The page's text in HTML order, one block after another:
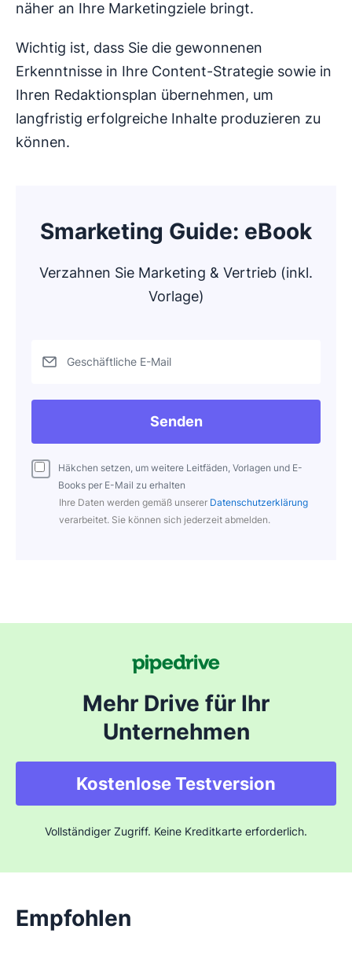
näher an Ihre Marketingziele bringt.
Wichtig ist, dass Sie die gewonnenen
Erkenntnisse in Ihre Content-Strategie sowie in
Ihren Redaktionsplan übernehmen, um
langfristig erfolgreiche Inhalte produzieren zu
können.
Smarketing Guide: eBook
Verzahnen Sie Marketing & Vertrieb (inkl.
Vorlage)
Geschäftliche E-Mail
Senden
Häkchen setzen, um weitere Leitfäden, Vorlagen und E-
Books per E-Mail zu erhalten
Ihre Daten werden gemäß unserer Datenschutzerklärung
verarbeitet. Sie können sich jederzeit abmelden.
Mehr Drive für Ihr
Unternehmen
Kostenlose Testversion
Vollständiger Zugriff. Keine Kreditkarte erforderlich.
Empfohlen